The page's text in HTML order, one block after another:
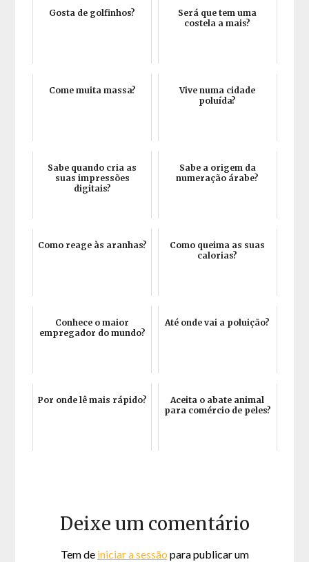
Gosta de golfinhos?
Será que tem uma
costela a mais?
Come muita massa?
Vive numa cidade
poluída?
Sabe quando cria as
suas impressões
digitais?
Sabe a origem da
numeração árabe?
Como reage às aranhas?
Como queima as suas
calorias?
Conhece o maior
empregador do mundo?
Até onde vai a poluição?
Por onde lê mais rápido?
Aceita o abate animal
para comércio de peles?
Deixe um comentário
Tem de iniciar a sessão para publicar um